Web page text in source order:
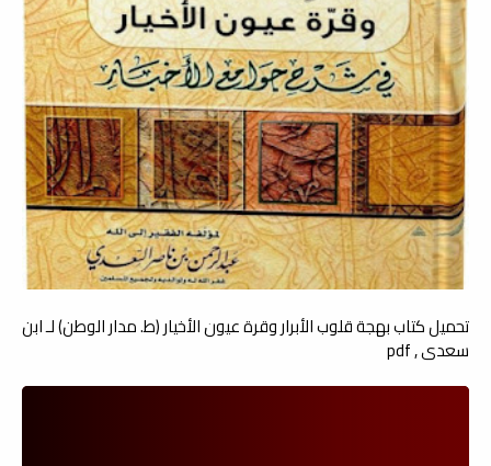
تحميل كتاب بهجة قلوب الأبرار وقرة عيون الأخيار (ط. مدار الوطن) لـ ابن
سعدي , pdf